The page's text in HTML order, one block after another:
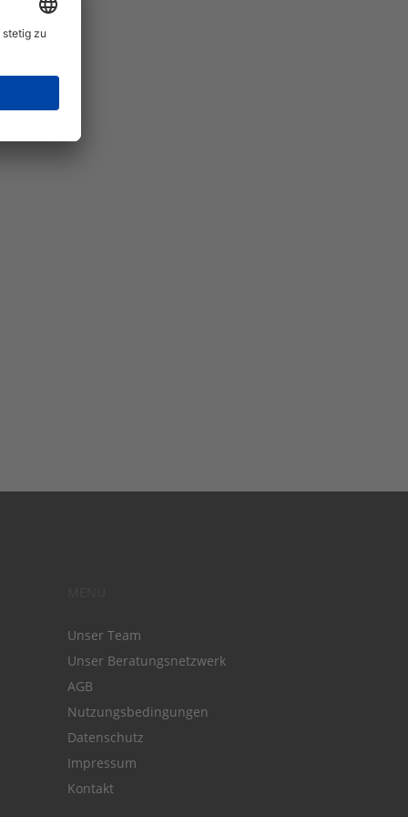
Unser Team
Unser Beratungsnetzwerk
AGB
Nutzungsbedingungen
Datenschutz
Impressum
Kontakt